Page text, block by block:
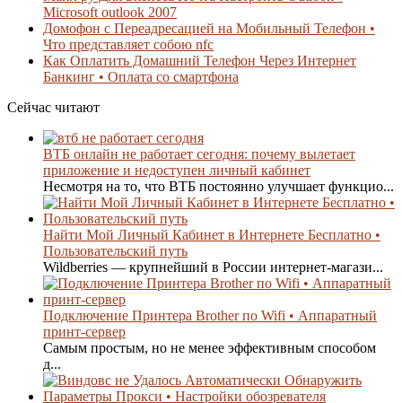
Microsoft outlook 2007
Домофон с Переадресацией на Мобильный Телефон •
Что представляет собою nfc
Как Оплатить Домашний Телефон Через Интернет
Банкинг • Оплата со смартфона
Сейчас читают
ВТБ онлайн не работает сегодня: почему вылетает
приложение и недоступен личный кабинет
Несмотря на то, что ВТБ постоянно улучшает функцио...
Найти Мой Личный Кабинет в Интернете Бесплатно •
Пользовательский путь
Wildberries — крупнейший в России интернет-магази...
Подключение Принтера Brother по Wifi • Аппаратный
принт-сервер
Самым простым, но не менее эффективным способом
д...